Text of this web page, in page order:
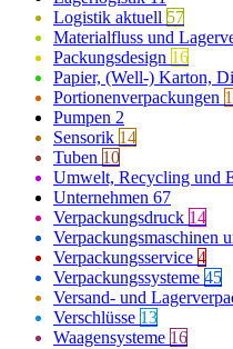
Logistik aktuell 57
Materialfluss und
Packungsdesign 16
Papier, (Well-) Karton,
Portionenverpackungen
Pumpen 2
Sensorik 14
Tuben 10
Umwelt, Recycling und
Unternehmen 67
Verpackungsdruck 14
Verpackungsmaschinen
Verpackungsservice 4
Verpackungssysteme 45
Versand- und
Verschlüsse 13
Waagensysteme 16